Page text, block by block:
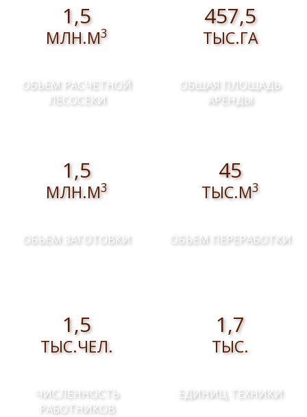
1,5
МЛН.М3
ОБЪЕМ РАСЧЕТНОЙ
ЛЕСОСЕКИ
457,5
ТЫС.ГА
ОБЩАЯ ПЛОЩАДЬ
АРЕНДЫ
1,5
МЛН.М3
ОБЪЕМ ЗАГОТОВКИ
45
ТЫС.М3
ОБЪЕМ ПЕРЕРАБОТКИ
1,5
ТЫС.ЧЕЛ.
ЧИСЛЕННОСТЬ
РАБОТНИКОВ
1,7
ТЫС.
ЕДИНИЦ ТЕХНИКИ